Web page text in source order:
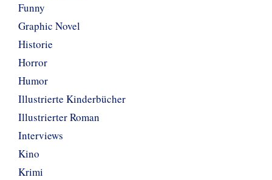
Funny
Graphic Novel
Historie
Horror
Humor
Illustrierte Kinderbücher
Illustrierter Roman
Interviews
Kino
Krimi